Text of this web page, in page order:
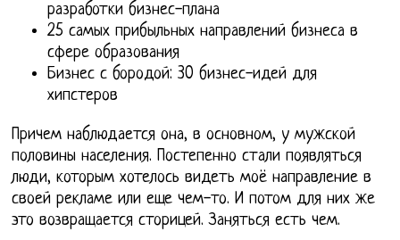
разработки бизнес-плана
25 самых прибыльных направлений бизнеса в
сфере образования
Бизнес с бородой: 30 бизнес-идей для
хипстеров
Причем наблюдается она, в основном, у мужской
половины населения. Постепенно стали появляться
люди, которым хотелось видеть моё направление в
своей рекламе или еще чем-то. И потом для них же
это возвращается сторицей. Заняться есть чем.